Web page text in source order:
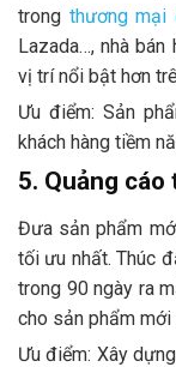
trong thương mại
Lazada…, nhà
vị trí nổi bật hơn
Ưu điểm: Sản
khách hàng tiềm
5. Quảng
Đưa sản phẩm
tối ưu nhất. Thúc
trong 90 ngày ra
cho sản phẩm mới
Ưu điểm: Xây